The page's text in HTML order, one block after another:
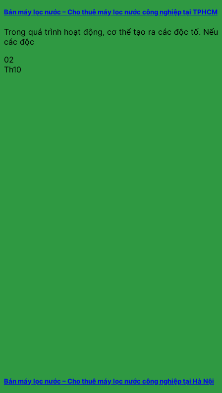
Bán máy lọc nước – Cho thuê máy lọc nước công nghiệp tại TPHCM
Trong quá trình hoạt động, cơ thể tạo ra các độc tố. Nếu
các độc
02
Th10
Bán máy lọc nước – Cho thuê máy lọc nước công nghiệp tại Hà Nội